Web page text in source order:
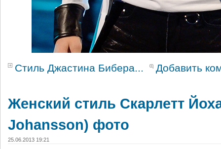
Стиль Джастина Бибера... Добавить
Женский стиль Скарлетт
Johansson) фото
25.06.2013 19:21